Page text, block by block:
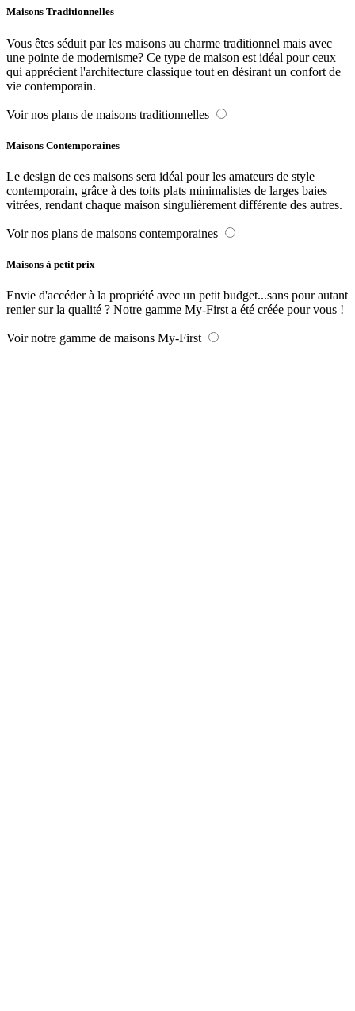
Maisons Traditionnelles
Vous êtes séduit par les maisons au charme traditionnel mais avec
une pointe de modernisme? Ce type de maison est idéal pour ceux
qui apprécient l'architecture classique tout en désirant un confort de
vie contemporain.
Voir nos plans de maisons traditionnelles
Maisons Contemporaines
Le design de ces maisons sera idéal pour les amateurs de style
contemporain, grâce à des toits plats minimalistes de larges baies
vitrées, rendant chaque maison singulièrement différente des autres.
Voir nos plans de maisons contemporaines
Maisons à petit prix
Envie d'accéder à la propriété avec un petit budget...sans pour autant
renier sur la qualité ? Notre gamme My-First a été créée pour vous !
Voir notre gamme de maisons My-First